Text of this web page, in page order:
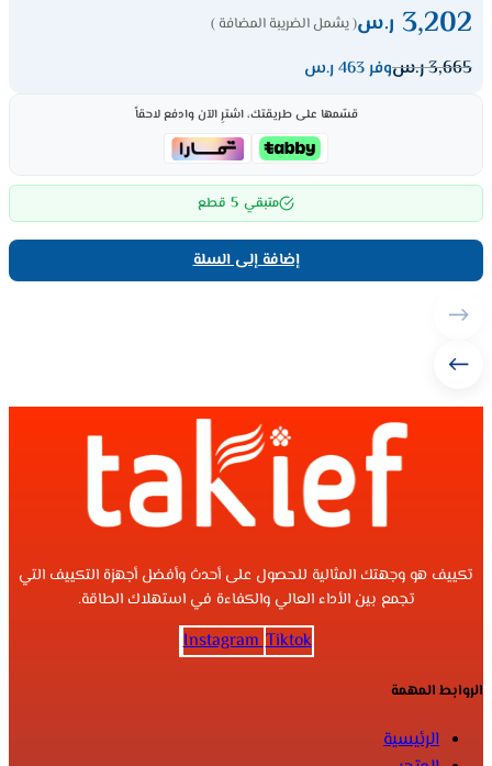
3,202 ر.س( يشمل الضريبة المضافة )
3,665ر.سوفر 463 ر.س
قسّمها على طريقتك، اشترِ الآن وادفع لاحقاً
متبقي 5 قطع
إضافة إلى السلة
تكييف هو وجهتك المثالية للحصول على أحدث وأفضل أجهزة التكييف التي
تجمع بين الأداء العالي والكفاءة في استهلاك الطاقة.
Instagram Tiktok
الروابط المهمة
الرئيسية